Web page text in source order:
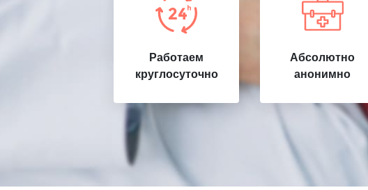
Работаем
круглосуточно
Абсолютно
анонимно